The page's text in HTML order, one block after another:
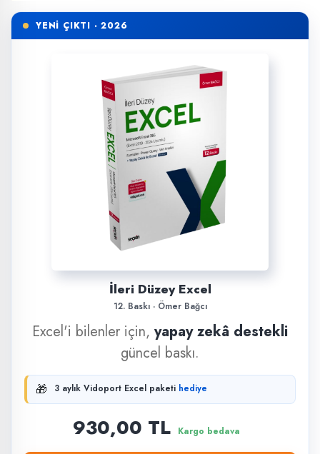
YENİ ÇIKTI · 2026
İleri Düzey Excel
12. Baskı · Ömer Bağcı
Excel'i bilenler için, yapay zekâ destekli
güncel baskı.
🎁 3 aylık Vidoport Excel paketi hediye
930,00 TL Kargo bedava